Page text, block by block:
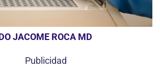
JACOME ROCA MD
Publicidad